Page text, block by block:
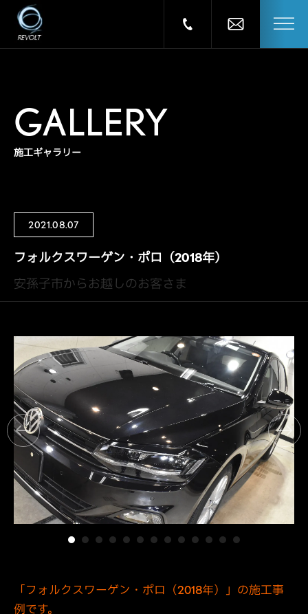
GALLERY
施工ギャラリー
2021.08.07
フォルクスワーゲン・ポロ（2018年）
安孫子市からお越しのお客さま
「フォルクスワーゲン・ポロ（2018年）」の施工事
例です。